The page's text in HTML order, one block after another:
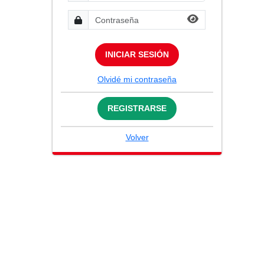
INICIAR SESIÓN
Olvidé mi contraseña
REGISTRARSE
Volver